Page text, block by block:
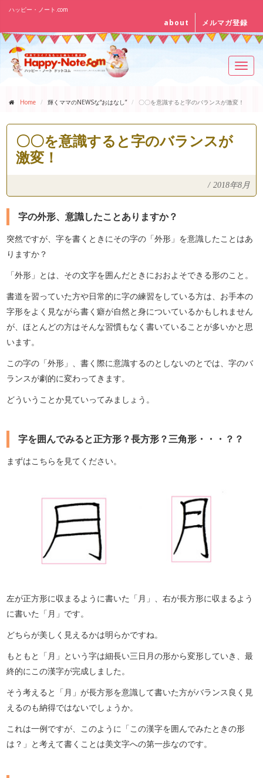
ハッピー・ノート.com
about メルマガ登録
Home 輝くママのNEWSな“おはなし” 〇〇を意識すると字のバランスが激変！
〇〇を意識すると字のバランスが
激変！
/ 2018年8月
字の外形、意識したことありますか？
突然ですが、字を書くときにその字の「外形」を意識したことはあ
りますか？
「外形」とは、その文字を囲んだときにおおよそできる形のこと。
書道を習っていた方や日常的に字の練習をしている方は、お手本の
字形をよく見ながら書く癖が自然と身についているかもしれません
が、ほとんどの方はそんな習慣もなく書いていることが多いかと思
います。
この字の「外形」、書く際に意識するのとしないのとでは、字のバ
ランスが劇的に変わってきます。
どういうことか見ていってみましょう。
字を囲んでみると正方形？長方形？三角形・・・？？
まずはこちらを見てください。
左が正方形に収まるように書いた「月」、右が長方形に収まるよう
に書いた「月」です。
どちらが美しく見えるかは明らかですね。
もともと「月」という字は細長い三日月の形から変形していき、最
終的にこの漢字が完成しました。
そう考えると「月」が長方形を意識して書いた方がバランス良く見
えるのも納得ではないでしょうか。
これは一例ですが、このように「この漢字を囲んでみたときの形
は？」と考えて書くことは美文字への第一歩なのです。